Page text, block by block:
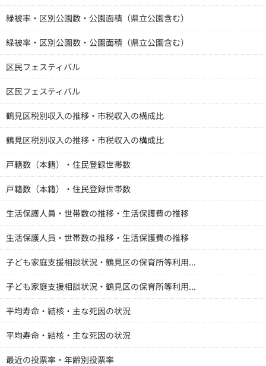
緑被率・区別公園数・公園面積（県立公園含む）
緑被率・区別公園数・公園面積（県立公園含む）
区民フェスティバル
区民フェスティバル
鶴見区税別収入の推移・市税収入の構成比
鶴見区税別収入の推移・市税収入の構成比
戸籍数（本籍）・住民登録世帯数
戸籍数（本籍）・住民登録世帯数
生活保護人員・世帯数の推移・生活保護費の推移
生活保護人員・世帯数の推移・生活保護費の推移
子ども家庭支援相談状況・鶴見区の保育所等利用...
子ども家庭支援相談状況・鶴見区の保育所等利用...
平均寿命・結核・主な死因の状況
平均寿命・結核・主な死因の状況
最近の投票率・年齢別投票率